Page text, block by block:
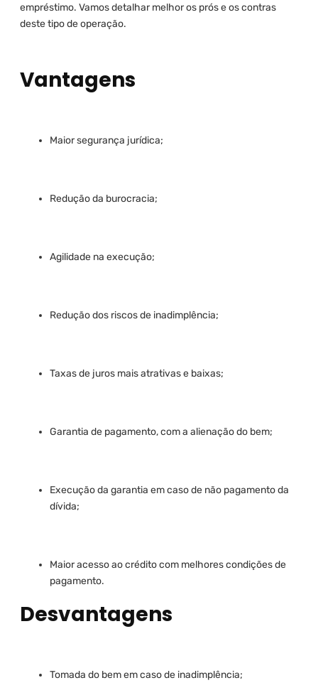
empréstimo. Vamos detalhar melhor os prós e os contras
deste tipo de operação.
Vantagens
Maior segurança jurídica;
Redução da burocracia;
Agilidade na execução;
Redução dos riscos de inadimplência;
Taxas de juros mais atrativas e baixas;
Garantia de pagamento, com a alienação do bem;
Execução da garantia em caso de não pagamento da
dívida;
Maior acesso ao crédito com melhores condições de
pagamento.
Desvantagens
Tomada do bem em caso de inadimplência;